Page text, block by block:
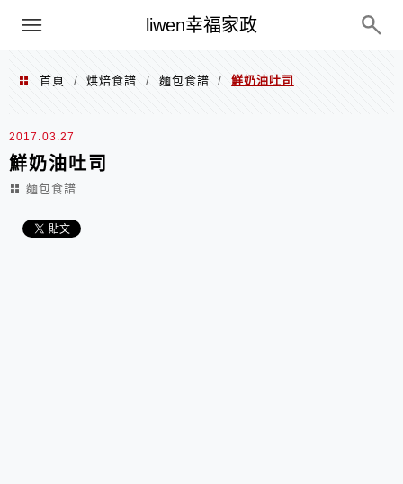
liwen幸福家政
menu
首頁 / 烘焙食譜 / 麵包食譜 / 鮮奶油吐司
2017.03.27
鮮奶油吐司
麵包食譜